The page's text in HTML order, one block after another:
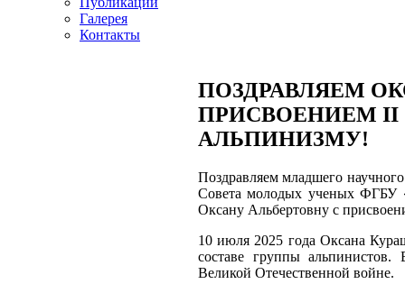
Галерея
Контакты
ПОЗДРАВЛЯЕМ
ПРИСВОЕНИЕМ II
АЛЬПИНИЗМУ!
Поздравляем младшего
Совета молодых ученых ФГБУ
Оксану Альбертовну с
10 июля 2025 года Оксана
составе группы
Великой Отечественной войне.